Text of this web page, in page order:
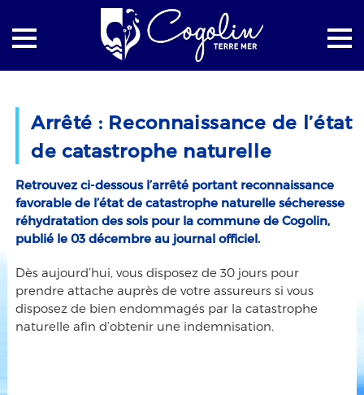
Arrêté : Reconnaissance de l’état
de catastrophe naturelle
Retrouvez ci-dessous l’arrêté portant reconnaissance
favorable de l’état de catastrophe naturelle sécheresse
réhydratation des sols pour la commune de Cogolin,
publié le 03 décembre au journal officiel.
Dès aujourd’hui, vous disposez de 30 jours pour
prendre attache auprès de votre assureurs si vous
disposez de bien endommagés par la catastrophe
naturelle afin d’obtenir une indemnisation.